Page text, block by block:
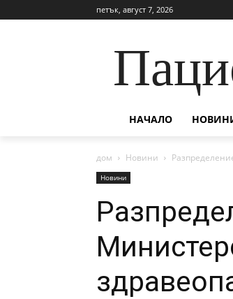
петък, август 7, 2026
НАЧАЛО
дом Новини
Новини